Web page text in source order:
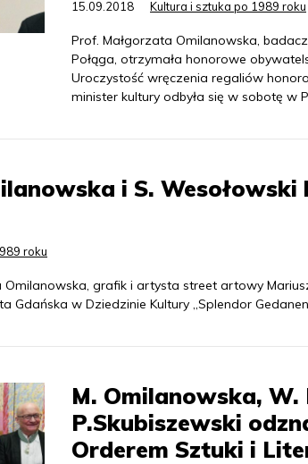
15.09.2018 Kultura i sztuka po 1989 roku
Prof. Małgorzata Omilanowska,
Połąga, otrzymała honorowe
Uroczystość wręczenia regaliów
minister kultury odbyła się w sobotę w
i S.
roku
Omilanowska, grafik i artysta street artowy
Gdańska w Dziedzinie Kultury „Splendor
M. Omilanowska, W.
P.Skubiszewski
Orderem Sztuki i